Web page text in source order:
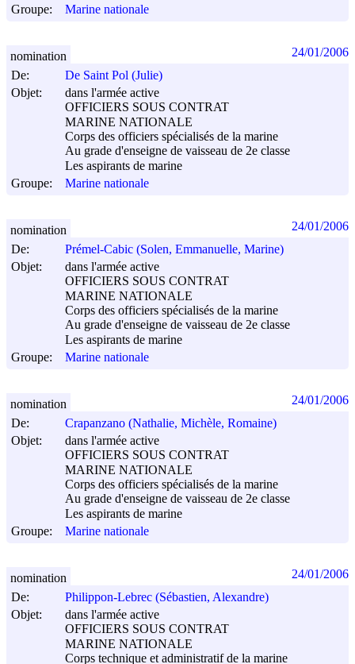
Groupe:
Marine nationale
De:
De Saint Pol (Julie)
Objet:
dans l'armée active
OFFICIERS SOUS CONTRAT
MARINE NATIONALE
Corps des officiers spécialisés de la marine
Au grade d'enseigne de vaisseau de 2e classe
Les aspirants de marine
Groupe:
Marine nationale
nomination 24/01/2006
De:
Prémel-Cabic (Solen, Emmanuelle, Marine)
Objet:
dans l'armée active
OFFICIERS SOUS CONTRAT
MARINE NATIONALE
Corps des officiers spécialisés de la marine
Au grade d'enseigne de vaisseau de 2e classe
Les aspirants de marine
Groupe:
Marine nationale
nomination 24/01/2006
De:
Crapanzano (Nathalie, Michèle, Romaine)
Objet:
dans l'armée active
OFFICIERS SOUS CONTRAT
MARINE NATIONALE
Corps des officiers spécialisés de la marine
Au grade d'enseigne de vaisseau de 2e classe
Les aspirants de marine
Groupe:
Marine nationale
nomination 24/01/2006
De:
Philippon-Lebrec (Sébastien, Alexandre)
Objet:
dans l'armée active
OFFICIERS SOUS CONTRAT
MARINE NATIONALE
Corps technique et administratif de la marine
nomination 24/01/2006